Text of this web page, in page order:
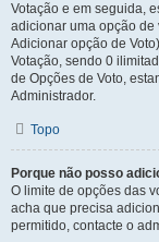
Votação e em seguida,
adicionar uma opção de
Adicionar opção de
Votação, sendo 0
de Opções de Voto,
Administrador.
Topo
Porque não posso
O limite de opções das
acha que precisa
permitido, contacte o